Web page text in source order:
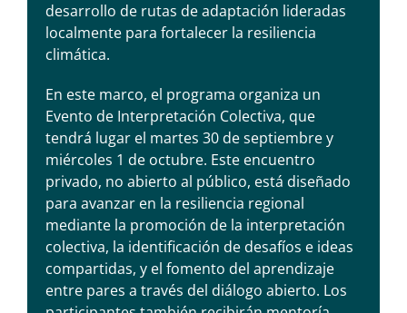
desarrollo de rutas de adaptación lideradas
localmente para fortalecer la resiliencia
climática.
En este marco, el programa organiza un
Evento de Interpretación Colectiva, que
tendrá lugar el martes 30 de septiembre y
miércoles 1 de octubre. Este encuentro
privado, no abierto al público, está diseñado
para avanzar en la resiliencia regional
mediante la promoción de la interpretación
colectiva, la identificación de desafíos e ideas
compartidas, y el fomento del aprendizaje
entre pares a través del diálogo abierto. Los